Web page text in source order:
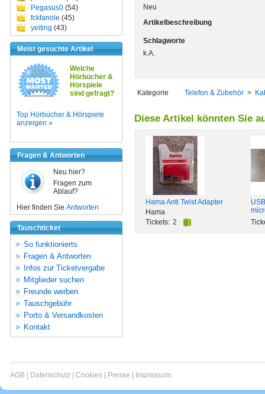
Pegasus0 (54)
fckfanole (45)
yeiting (43)
Meist gesuchte Artikel
Welche
Hörbücher &
Hörspiele
sind gefragt?
Top Hörbücher & Hörspiele
anzeigen »
Fragen & Antworten
Neu hier?
Fragen zum
Ablauf?
Hier finden Sie Antworten
Tauschticket
So funktionierts
Fragen & Antworten
Infos zur Ticketvergabe
Mitglieder suchen
Freunde werben
Tauschgebühr
Porto & Versandkosten
Kontakt
Neu
Artikelbeschreibung
Schlagworte
k.A.
Kategorie Telefon & Zubehör >
Diese Artikel könnten Sie
Hama Anti Twist Adapter
Hama
Tickets: 2
AGB Datenschutz Cookies Presse Impressum